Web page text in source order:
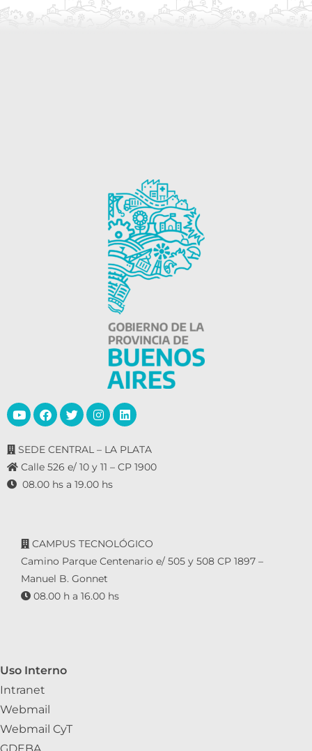
SEDE CENTRAL – LA PLATA
Calle 526 e/ 10 y 11 – CP 1900
08.00 hs a 19.00 hs
CAMPUS TECNOLÓGICO
Camino Parque Centenario e/ 505 y 508 CP 1897 –
Manuel B. Gonnet
08.00 h a 16.00 hs
Uso Interno
Intranet
Webmail
Webmail CyT